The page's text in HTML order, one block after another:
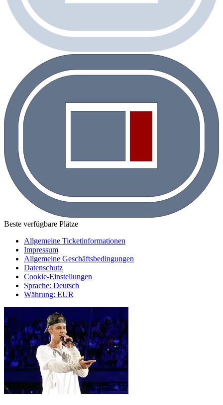
Beste verfügbare Plätze
Allgemeine Ticketinformationen
Impressum
Allgemeine Geschäftsbedingungen
Datenschutz
Cookie-Einstellungen
Sprache: Deutsch
Währung: EUR